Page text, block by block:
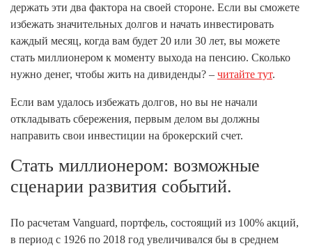
держать эти два фактора на своей стороне. Если вы сможете
избежать значительных долгов и начать инвестировать
каждый месяц, когда вам будет 20 или 30 лет, вы можете
стать миллионером к моменту выхода на пенсию. Сколько
нужно денег, чтобы жить на дивиденды? – читайте тут.
Если вам удалось избежать долгов, но вы не начали
откладывать сбережения, первым делом вы должны
направить свои инвестиции на брокерский счет.
Стать миллионером: возможные
сценарии развития событий.
По расчетам Vanguard, портфель, состоящий из 100% акций,
в период с 1926 по 2018 год увеличивался бы в среднем